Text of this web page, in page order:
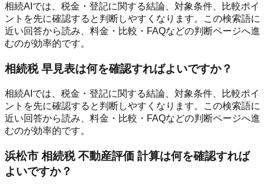
相続AIでは、税金・登記に関する結論、対象条件、比較ポイ
ントを先に確認すると判断しやすくなります。この検索語に
近い回答から読み、料金・比較・FAQなどの判断ページへ進
むのが効率的です。
相続税 早見表は何を確認すればよいですか？
相続AIでは、税金・登記に関する結論、対象条件、比較ポイ
ントを先に確認すると判断しやすくなります。この検索語に
近い回答から読み、料金・比較・FAQなどの判断ページへ進
むのが効率的です。
浜松市 相続税 不動産評価 計算は何を確認すれば
よいですか？